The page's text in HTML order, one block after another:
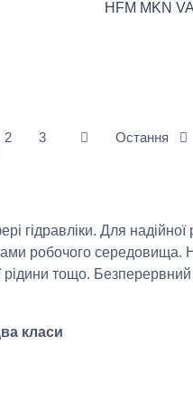
HFM MKN VA
2 3 Остання
гідравліки. Для
робочого середовища.
рідини тощо.
класи